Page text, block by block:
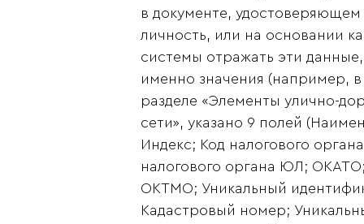
в документе, удостоверяющем
личность, или на основании
системы отражать эти
именно значения (например,
разделе «Элементы улично-
сети», указано 9 полей
Индекс; Код налогового
налогового органа ЮЛ;
ОКТМО; Уникальный
Кадастровый номер;